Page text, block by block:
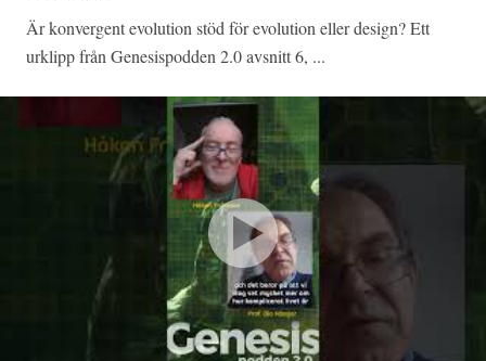
Är konvergent evolution stöd för evolution eller design? Ett
urklipp från Genesispodden 2.0 avsnitt 6, ...